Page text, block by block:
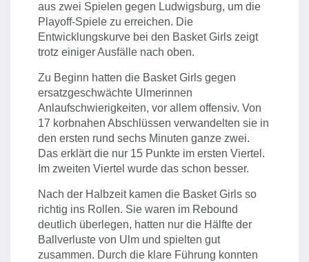
aus zwei Spielen gegen Ludwigsburg, um die
Playoff-Spiele zu erreichen. Die
Entwicklungskurve bei den Basket Girls zeigt
trotz einiger Ausfälle nach oben.
Zu Beginn hatten die Basket Girls gegen
ersatzgeschwächte Ulmerinnen
Anlaufschwierigkeiten, vor allem offensiv. Von
17 korbnahen Abschlüssen verwandelten sie in
den ersten rund sechs Minuten ganze zwei.
Das erklärt die nur 15 Punkte im ersten Viertel.
Im zweiten Viertel wurde das schon besser.
Nach der Halbzeit kamen die Basket Girls so
richtig ins Rollen. Sie waren im Rebound
deutlich überlegen, hatten nur die Hälfte der
Ballverluste von Ulm und spielten gut
zusammen. Durch die klare Führung konnten